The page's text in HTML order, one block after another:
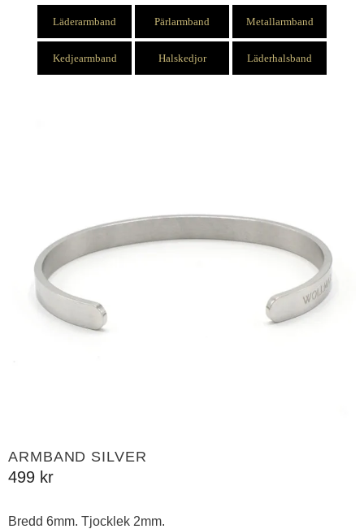
Läderarmband Pärlarmband Metallarmband
Kedjearmband Halskedjor Läderhalsband
ARMBAND SILVER
499 kr
Bredd 6mm. Tjocklek 2mm.